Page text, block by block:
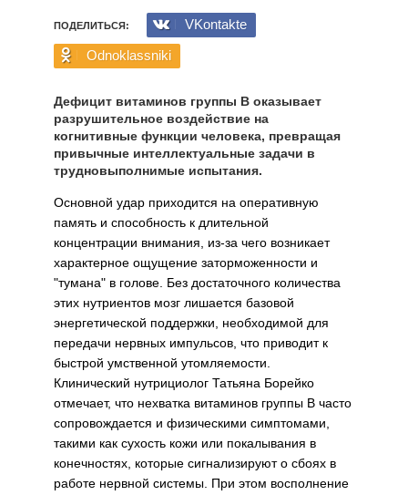
ПОДЕЛИТЬСЯ:
VKontakte
Odnoklassniki
Дефицит витаминов группы B оказывает
разрушительное воздействие на
когнитивные функции человека, превращая
привычные интеллектуальные задачи в
трудновыполнимые испытания.
Основной удар приходится на оперативную
память и способность к длительной
концентрации внимания, из-за чего возникает
характерное ощущение заторможенности и
"тумана" в голове. Без достаточного количества
этих нутриентов мозг лишается базовой
энергетической поддержки, необходимой для
передачи нервных импульсов, что приводит к
быстрой умственной утомляемости.
Клинический нутрициолог Татьяна Борейко
отмечает, что нехватка витаминов группы B часто
сопровождается и физическими симптомами,
такими как сухость кожи или покалывания в
конечностях, которые сигнализируют о сбоях в
работе нервной системы. При этом восполнение